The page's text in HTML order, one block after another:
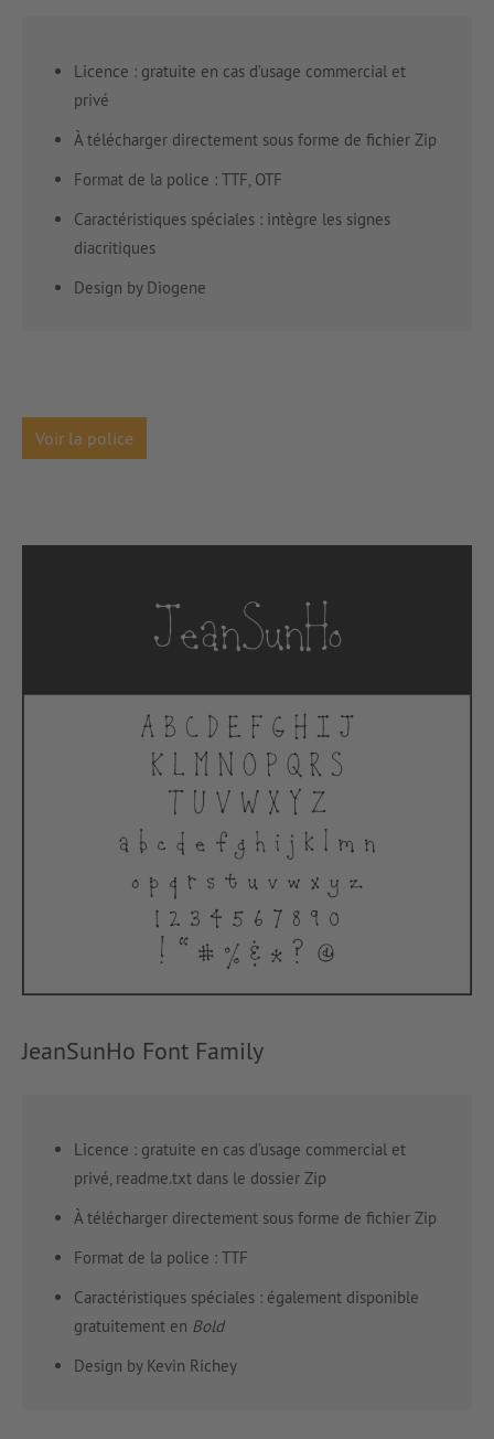
Licence : gratuite en cas d’usage commercial et
privé
À télécharger directement sous forme de fichier Zip
Format de la police : TTF, OTF
Caractéristiques spéciales : intègre les signes
diacritiques
Design by Diogene
Voir la police
JeanSunHo Font Family
Licence : gratuite en cas d’usage commercial et
privé, readme.txt dans le dossier Zip
À télécharger directement sous forme de fichier Zip
Format de la police : TTF
Caractéristiques spéciales : également disponible
gratuitement en Bold
Design by Kevin Richey